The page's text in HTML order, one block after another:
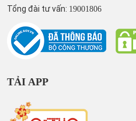
Tổng đài tư vấn: 19001806
TẢI APP